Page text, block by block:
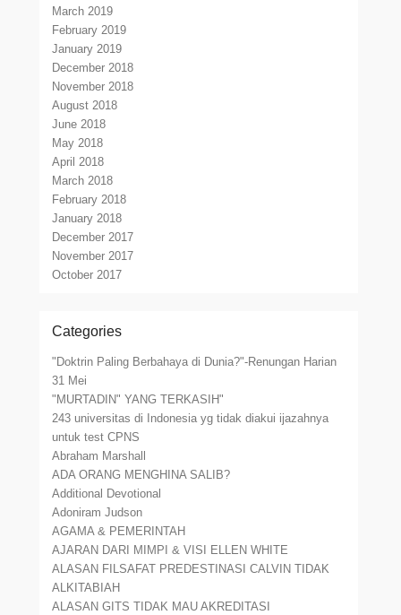
March 2019
February 2019
January 2019
December 2018
November 2018
August 2018
June 2018
May 2018
April 2018
March 2018
February 2018
January 2018
December 2017
November 2017
October 2017
Categories
"Doktrin Paling Berbahaya di Dunia?"-Renungan Harian
31 Mei
"MURTADIN" YANG TERKASIH"
243 universitas di Indonesia yg tidak diakui ijazahnya
untuk test CPNS
Abraham Marshall
ADA ORANG MENGHINA SALIB?
Additional Devotional
Adoniram Judson
AGAMA & PEMERINTAH
AJARAN DARI MIMPI & VISI ELLEN WHITE
ALASAN FILSAFAT PREDESTINASI CALVIN TIDAK
ALKITABIAH
ALASAN GITS TIDAK MAU AKREDITASI